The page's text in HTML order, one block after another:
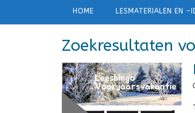
HOME LESMATERIALEN EN -
Zoekresultaten